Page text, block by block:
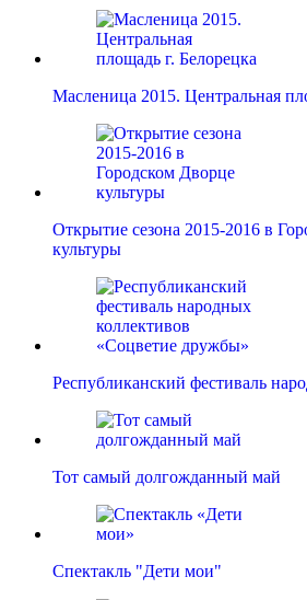
Масленица 2015. Центральная
Открытие сезона 2015-2016 в
культуры
Республиканский фестиваль
Тот самый долгожданный май
Спектакль "Дети мои"